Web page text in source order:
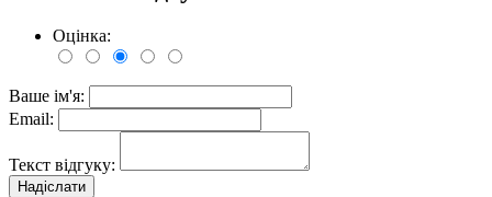
Оцінка:
Ваше ім'я:
Email:
Текст відгуку:
Надіслати